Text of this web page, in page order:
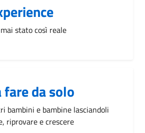
stato così reale
da solo
bambini e bambine lasciandoli
riprovare e crescere